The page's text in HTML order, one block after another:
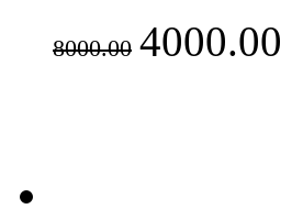
8000.00 4000.00